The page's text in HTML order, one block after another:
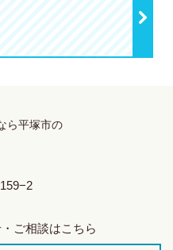
ら平塚市の
159−2
ご相談はこちら